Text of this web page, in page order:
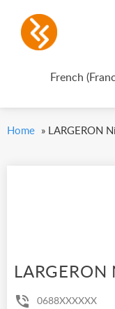
French
Home » LARGERON
LARGERON
0688XXXXXX